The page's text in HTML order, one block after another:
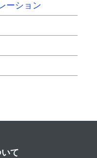
ーション
て